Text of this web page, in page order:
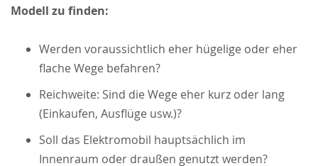
Modell zu finden:
Werden voraussichtlich eher hügelige oder eher
flache Wege befahren?
Reichweite: Sind die Wege eher kurz oder lang
(Einkaufen, Ausflüge usw.)?
Soll das Elektromobil hauptsächlich im
Innenraum oder draußen genutzt werden?